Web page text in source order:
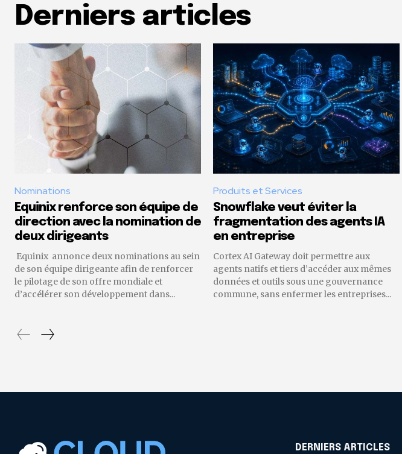
Derniers articles
Nominations
Equinix renforce son équipe de
direction avec la nomination de
deux dirigeants
Equinix annonce deux nominations au sein
de son équipe dirigeante afin de renforcer
le pilotage de son offre mondiale et
d’accélérer son développement dans...
Produits et Services
Snowflake veut éviter la
fragmentation des agents IA
en entreprise
Cortex AI Gateway doit permettre aux
agents natifs et tiers d’accéder aux mêmes
données et outils sous une gouvernance
commune, sans enfermer les entreprises...
DERNIERS ARTICLES